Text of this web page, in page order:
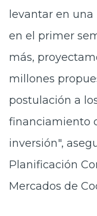
levantar en
en el primer
más,
millones
postulación a
financiamiento
inversión",
Planificación
Mercados de